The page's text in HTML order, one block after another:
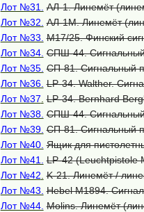
Лот №31.
АЛ-1. Линемёт
Лот №32. АЛ-1М. Линемёт
Лот №33. М17/25. Финский
Лот №34. СПШ-44.
Лот №35. СП-81. Сигнальный
Лот №36. LP-34. Walther.
Лот №37 LP-34. Bernhard
Лот №38. СПШ-44. Сигнальный
Лот №39. СП-81. Сигнальный
Лот №40. Ящик для
Лот №41.
LP-42 (Leuchtpistole
Лот №42 K-21. Линемёт /
Лот №43. Hebel M1894.
Лот №44. Molins. Линемёт